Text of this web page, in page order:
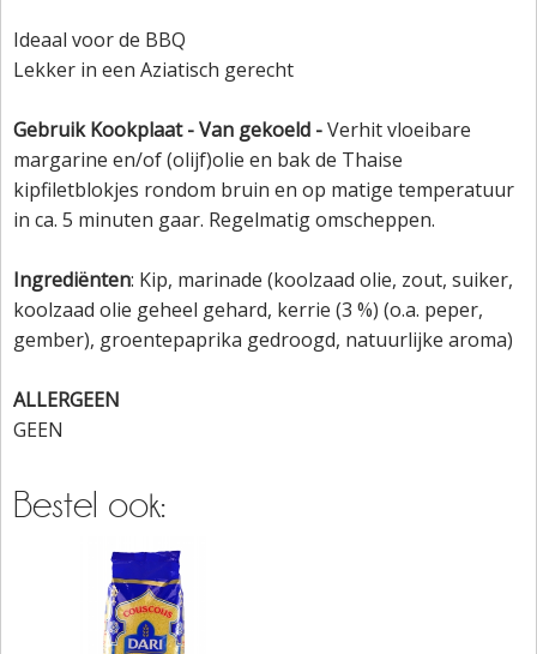
Ideaal voor de BBQ
Lekker in een Aziatisch gerecht
Gebruik Kookplaat - Van gekoeld -Verhitvloeibare
margarine en/of (olijf)olie en bak de Thaise
kipfiletblokjes rondom bruin en op matige temperatuur
in ca. 5 minuten gaar. Regelmatig omscheppen.
Ingrediënten: Kip, marinade (koolzaad olie, zout, suiker,
koolzaad olie geheel gehard, kerrie (3 %) (o.a. peper,
gember), groentepaprika gedroogd, natuurlijke aroma)
ALLERGEEN
GEEN
Bestel ook: